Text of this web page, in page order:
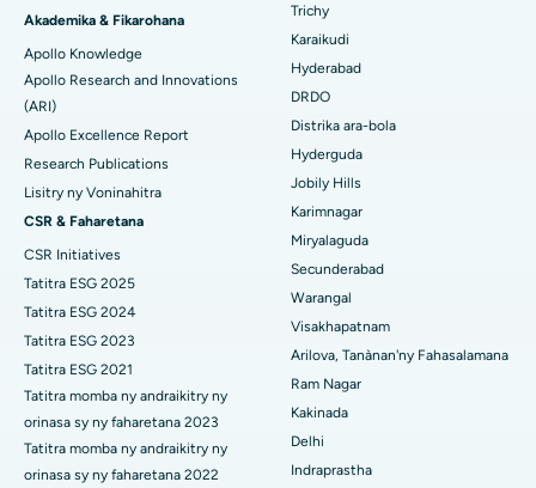
Mitadiava mpandidy ankapobeny
Hopitaly tsara indrindra ao amin'ny Seepat Road, Bilaspur
Hopitaly tsara indrindra ao Ellisbridge, Ahmedabad
Hopitaly tsara indrindra ao New Delhi
Hopitaly tsara indrindra ao amin'ny DRDO, Hyderabad
Hopitaly tsara indrindra ao amin'ny GS Road, Guwahati
Hopitaly tsara indrindra ao Hyderguda, Hyderabad
Hopitaly tsara indrindra ao Vijay Nagar, Indore
Hopitaly tsara indrindra ao amin'ny Suryaraopeta Main Road,
Kakinada
Hopitaly tsara indrindra ao amin'ny Canal Circular Road, Kolkata
Brachytherapy
Colonoscopy
Polypectomy
Fampiroboroboana ny ati-doha
Biopsy voa
Parathyroidectomy
Cytoreductive fandidiana
Fanoloana lohalika manontolo seramika
ERCP
Akademika & Fikarohana
Apollo Knowledge
Apollo Research and Innovations
(ARI)
Apollo Excellence Report
Research Publications
Lisitry ny Voninahitra
CSR & Faharetana
CSR Initiatives
Tatitra ESG 2025
Tatitra ESG 2024
Tatitra ESG 2023
Tatitra ESG 2021
Tatitra momba ny andraikitry ny
orinasa sy ny faharetana 2023
Tatitra momba ny andraikitry ny
orinasa sy ny faharetana 2022
Trichy
Karaikudi
Hyderabad
DRDO
Distrika ara-bola
Hyderguda
Jobily Hills
Karimnagar
Miryalaguda
Secunderabad
Warangal
Visakhapatnam
Arilova, Tanànan'ny Fahasalamana
Ram Nagar
Kakinada
Delhi
Indraprastha